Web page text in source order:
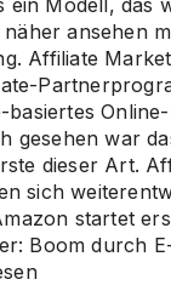
ansehen
Affiliate
gesehen war
dieser Art.
sich
startet
Boom durch